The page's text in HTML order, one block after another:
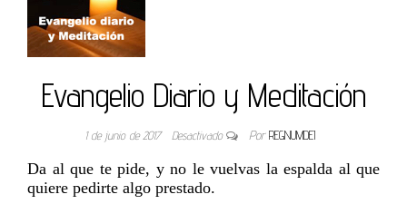
Evangelio Diario y Meditación
1 de junio de 2017 Desactivado Por REGNUMDEI
Da al que te pide, y no le vuelvas la espalda al que
quiere pedirte algo prestado.